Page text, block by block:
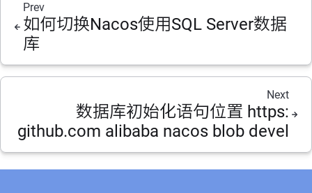
Prev
如何切换Nacos使用SQL Server数据
库
Next
数据库初始化语句位置 https:
github.com alibaba nacos blob devel